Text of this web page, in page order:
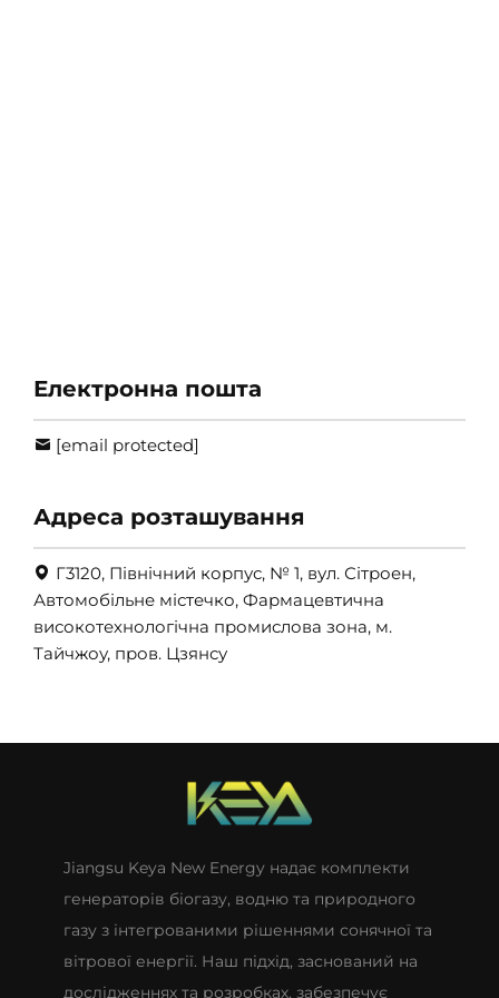
Електронна пошта
[email protected]
Адреса розташування
Г3120, Північний корпус, № 1, вул. Сітроен,
Автомобільне містечко, Фармацевтична
високотехнологічна промислова зона, м.
Тайчжоу, пров. Цзянсу
Jiangsu Keya New Energy надає комплекти
генераторів біогазу, водню та природного
газу з інтегрованими рішеннями сонячної та
вітрової енергії. Наш підхід, заснований на
дослідженнях та розробках, забезпечує